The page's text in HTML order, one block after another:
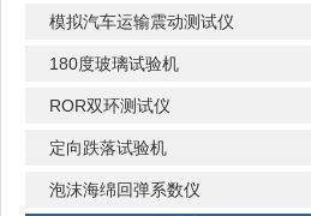
模拟汽车运输震动测试仪
180度玻璃试验机
ROR双环测试仪
定向跌落试验机
泡沫海绵回弹系数仪